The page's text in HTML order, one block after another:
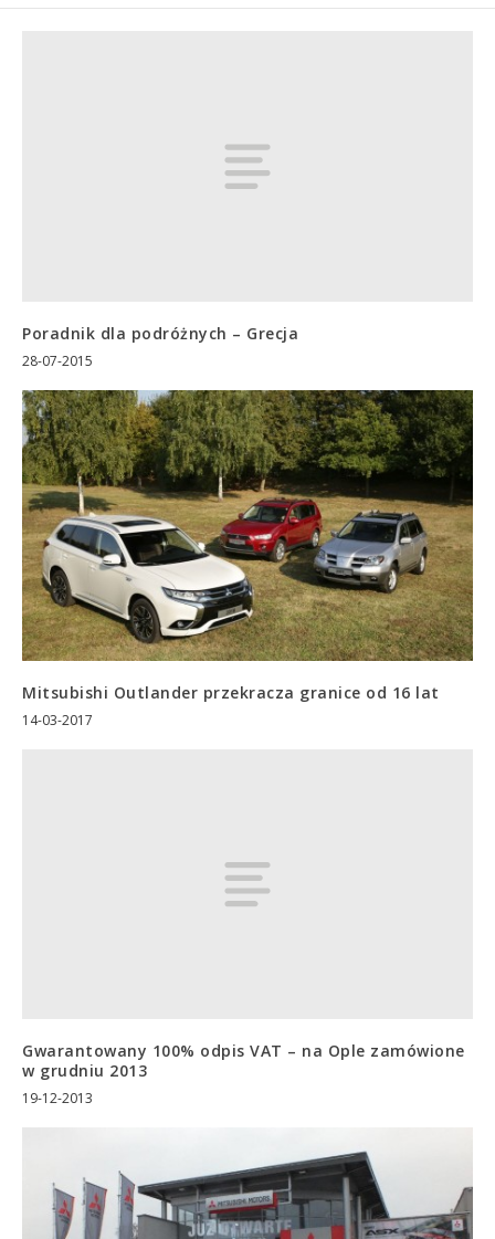
Poradnik dla podróżnych – Grecja
28-07-2015
Mitsubishi Outlander przekracza granice od 16 lat
14-03-2017
Gwarantowany 100% odpis VAT – na Ople zamówione
w grudniu 2013
19-12-2013